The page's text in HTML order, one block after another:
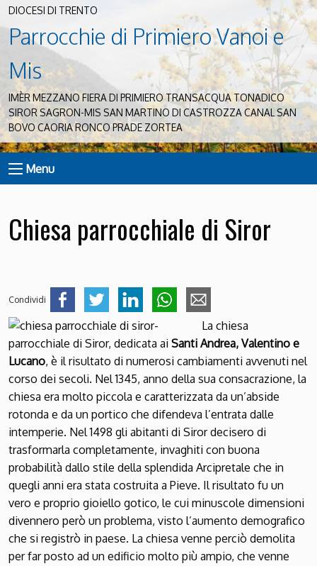
DIOCESI DI TRENTO
Parrocchie di Primiero Vanoi e
Mis
IMÈR MEZZANO FIERA DI PRIMIERO TRANSACQUA TONADICO
SIROR SAGRON-MIS SAN MARTINO DI CASTROZZA CANAL SAN
BOVO CAORIA RONCO PRADE ZORTEA
Menu
Chiesa parrocchiale di Siror
Condividi
La chiesa
parrocchiale di Siror, dedicata ai Santi Andrea, Valentino e
Lucano, è il risultato di numerosi cambiamenti avvenuti nel
corso dei secoli. Nel 1345, anno della sua consacrazione, la
chiesa era molto piccola e caratterizzata da un’abside
rotonda e da un portico che difendeva l’entrata dalle
intemperie. Nel 1498 gli abitanti di Siror decisero di
trasformarla completamente, invaghiti con buona
probabilità dallo stile della splendida Arcipretale che in
quegli anni era stata costruita a Pieve. Il risultato fu un
vero e proprio gioiello gotico, le cui minuscole dimensioni
divennero però un problema, visto l’aumento demografico
che si registrò in paese. La chiesa venne perciò demolita
per far posto ad un edificio molto più ampio, che venne